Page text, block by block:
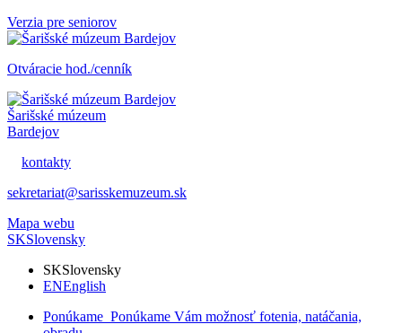
Verzia pre seniorov
Otváracie hod./cenník
Šarišské múzeum
Bardejov
kontakty
sekretariat@sarisskemuzeum.sk
Mapa webu
SKSlovensky
SKSlovensky
ENEnglish
Ponúkame Ponúkame Vám možnosť fotenia, natáčania,